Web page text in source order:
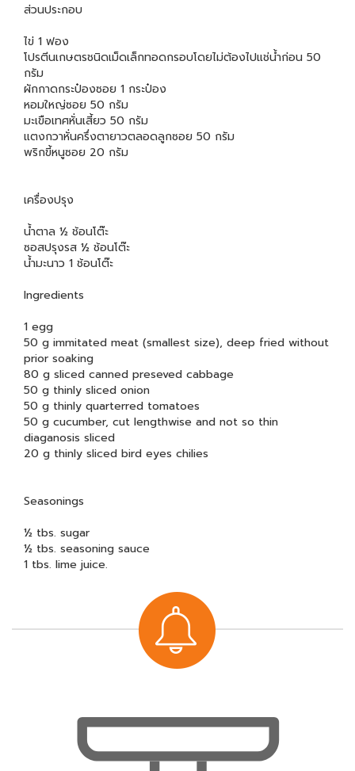
ส่วนประกอบ
ไข่ 1 ฟอง
โปรตีนเกษตรชนิดเม็ดเล็กทอดกรอบโดยไม่ต้องไปแช่น้ำก่อน 50
กรัม
ผักกาดกระป๋องซอย 1 กระป๋อง
หอมใหญ่ซอย 50 กรัม
มะเขือเทศหั่นเสี้ยว 50 กรัม
แตงกวาหั่นครึ่งตายาวตลอดลูกซอย 50 กรัม
พริกขี้หนูซอย 20 กรัม
เครื่องปรุง
น้ำตาล ½ ช้อนโต๊ะ
ซอสปรุงรส ½ ช้อนโต๊ะ
น้ำมะนาว 1 ช้อนโต๊ะ
Ingredients
1 egg
50 g immitated meat (smallest size), deep fried without
prior soaking
80 g sliced canned preseved cabbage
50 g thinly sliced onion
50 g thinly quarterred tomatoes
50 g cucumber, cut lengthwise and not so thin
diaganosis sliced
20 g thinly sliced bird eyes chilies
Seasonings
½ tbs. sugar
½ tbs. seasoning sauce
1 tbs. lime juice.